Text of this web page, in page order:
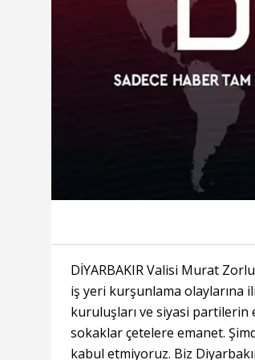
DİYARBAKIR Valisi Murat
iş yeri kurşunlama olaylarına
kuruluşları ve siyasi
sokaklar çetelere emanet.
kabul etmiyoruz. Biz